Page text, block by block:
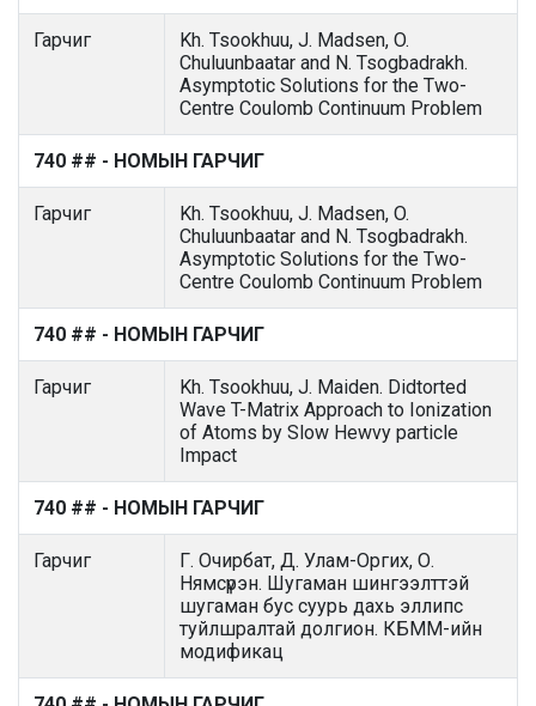
Гарчиг
Kh. Tsookhuu, J. Madsen, O.
Chuluunbaatar and N. Tsogbadrakh.
Asymptotic Solutions for the Two-
Centre Coulomb Continuum Problem
740 ## - НОМЫН ГАРЧИГ
Гарчиг
Kh. Tsookhuu, J. Madsen, O.
Chuluunbaatar and N. Tsogbadrakh.
Asymptotic Solutions for the Two-
Centre Coulomb Continuum Problem
740 ## - НОМЫН ГАРЧИГ
Гарчиг
Kh. Tsookhuu, J. Maiden. Didtorted
Wave T-Matrix Approach to Ionization
of Atoms by Slow Hewvy particle
Impact
740 ## - НОМЫН ГАРЧИГ
Гарчиг
Г. Очирбат, Д. Улам-Оргих, О.
Нямсүрэн. Шугаман шингээлттэй
шугаман бус суурь дахь эллипс
туйлшралтай долгион. КБММ-ийн
модификац